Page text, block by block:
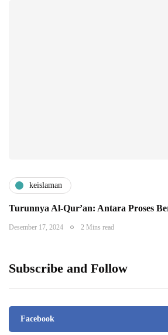
keislaman
Turunnya Al-Qur’an: Antara Proses
Desember 17, 2024 2 Mins read
Subscribe and Follow
Facebook